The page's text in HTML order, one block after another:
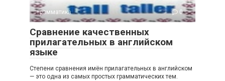
Грамматика 0
Сравнение качественных
прилагательных в английском
языке
Степени сравнения имён прилагательных в английском
— это одна из самых простых грамматических тем.